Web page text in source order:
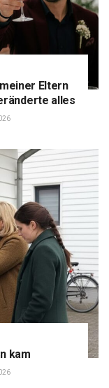
Eltern
alles
kam